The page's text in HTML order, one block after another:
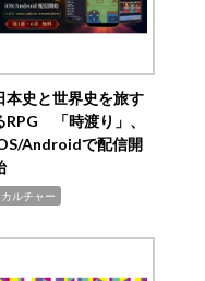
本史と世界史を旅す
RPG 「時渡り」、
Androidで配信開
カルチャー